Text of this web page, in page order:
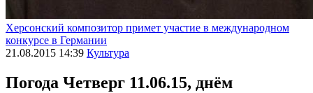
Херсонский композитор примет участие в международном
конкурсе в Германии
21.08.2015 14:39 Культура
Погода Четверг 11.06.15, днём